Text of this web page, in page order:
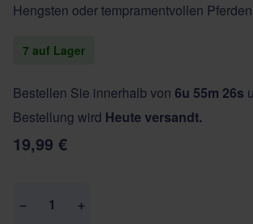
Hengsten oder tempramentvollen
7 auf Lager
Bestellen Sie innerhalb von 6u 55m 26s
Bestellung wird Heute versandt.
19,99 €
− +